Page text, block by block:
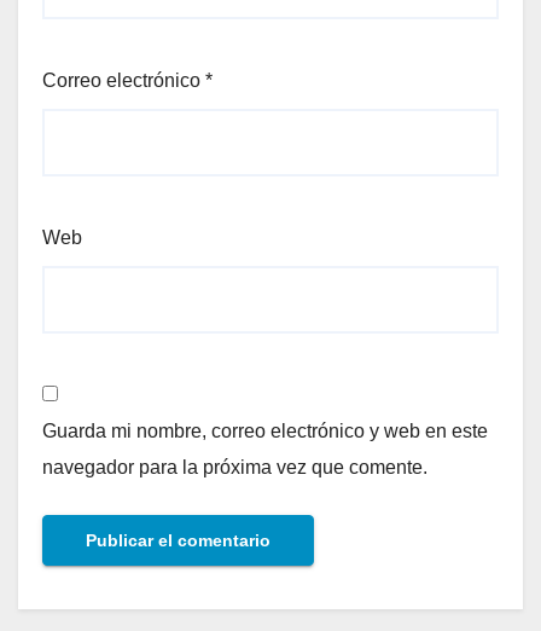
Correo electrónico *
Web
Guarda mi nombre, correo electrónico y web en este
navegador para la próxima vez que comente.